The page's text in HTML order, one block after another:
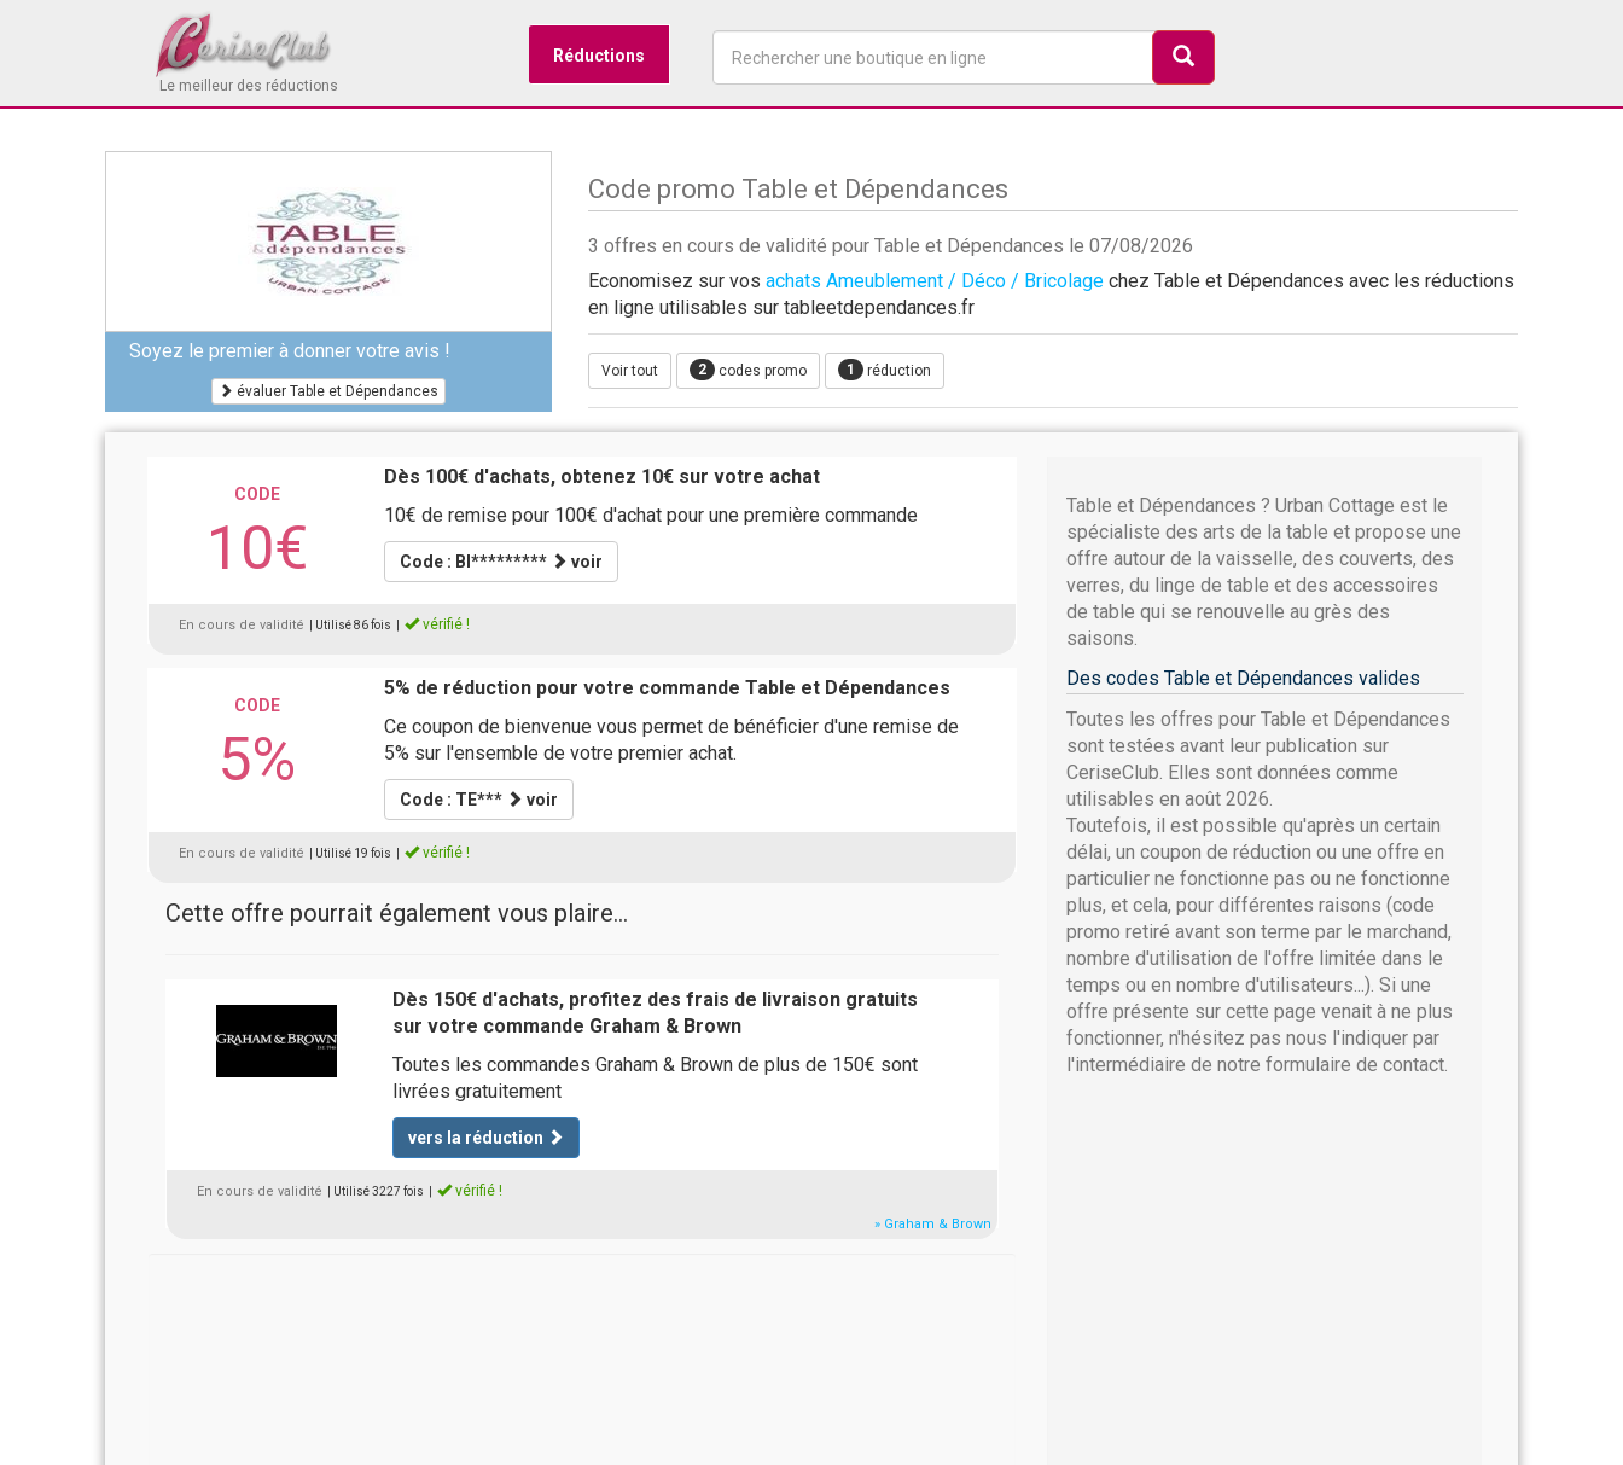
Le meilleur des réductions
Réductions
Soyez le premier à donner votre avis !
évaluer Table et Dépendances
Code promo Table et Dépendances
3 offres en cours de validité pour Table et Dépendances le 07/08/2026
Economisez sur vos achats Ameublement / Déco / Bricolage chez Table et Dépendances avec les réductions
en ligne utilisables sur tableetdependances.fr
Voir tout 2 codes promo 1 réduction
CODE
10€
Dès 100€ d'achats, obtenez 10€ sur votre achat
10€ de remise pour 100€ d'achat pour une première commande
Code : BI********* voir
En cours de validité | Utilisé 86 fois vérifié !
CODE
5%
5% de réduction pour votre commande Table et Dépendances
Ce coupon de bienvenue vous permet de bénéficier d'une remise de
5% sur l'ensemble de votre premier achat.
Code : TE*** voir
En cours de validité | Utilisé 19 fois vérifié !
Cette offre pourrait également vous plaire...
Dès 150€ d'achats, profitez des frais de livraison gratuits
sur votre commande Graham & Brown
Toutes les commandes Graham & Brown de plus de 150€ sont
livrées gratuitement
vers la réduction
En cours de validité | Utilisé 3227 fois vérifié !
» Graham & Brown
Table et Dépendances ? Urban Cottage est le
spécialiste des arts de la table et propose une
offre autour de la vaisselle, des couverts, des
verres, du linge de table et des accessoires
de table qui se renouvelle au grès des
saisons.
Des codes Table et Dépendances valides
Toutes les offres pour Table et Dépendances
sont testées avant leur publication sur
CeriseClub. Elles sont données comme
utilisables en août 2026.
Toutefois, il est possible qu'après un certain
délai, un coupon de réduction ou une offre en
particulier ne fonctionne pas ou ne fonctionne
plus, et cela, pour différentes raisons (code
promo retiré avant son terme par le marchand,
nombre d'utilisation de l'offre limitée dans le
temps ou en nombre d'utilisateurs...). Si une
offre présente sur cette page venait à ne plus
fonctionner, n'hésitez pas nous l'indiquer par
l'intermédiaire de notre formulaire de contact.